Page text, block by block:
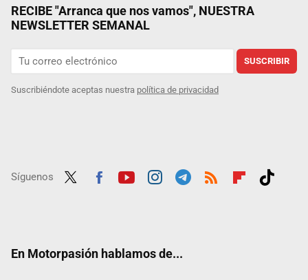
RECIBE "Arranca que nos vamos", NUESTRA
NEWSLETTER SEMANAL
SUSCRIBIR
Suscribiéndote aceptas nuestra política de privacidad
Síguenos
En Motorpasión hablamos de...